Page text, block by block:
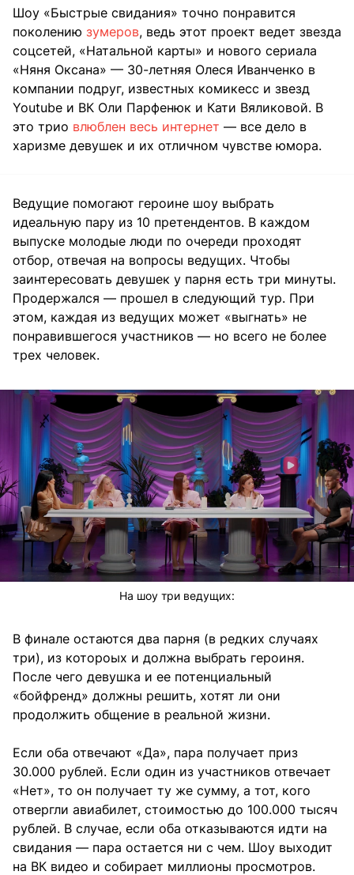
Шоу «Быстрые свидания» точно понравится
поколению зумеров, ведь этот проект ведет звезда
соцсетей, «Натальной карты» и нового сериала
«Няня Оксана» — 30-летняя Олеся Иванченко в
компании подруг, известных комикесс и звезд
Youtube и ВК Оли Парфенюк и Кати Вяликовой. В
это трио влюблен весь интернет — все дело в
харизме девушек и их отличном чувстве юмора.
Ведущие помогают героине шоу выбрать
идеальную пару из 10 претендентов. В каждом
выпуске молодые люди по очереди проходят
отбор, отвечая на вопросы ведущих. Чтобы
заинтересовать девушек у парня есть три минуты.
Продержался — прошел в следующий тур. При
этом, каждая из ведущих может «выгнать» не
понравившегося участников — но всего не более
трех человек.
На шоу три ведущих:
В финале остаются два парня (в редких случаях
три), из котороых и должна выбрать героиня.
После чего девушка и ее потенциальный
«бойфренд» должны решить, хотят ли они
продолжить общение в реальной жизни.
Если оба отвечают «Да», пара получает приз
30.000 рублей. Если один из участников отвечает
«Нет», то он получает ту же сумму, а тот, кого
отвергли авиабилет, стоимостью до 100.000 тысяч
рублей. В случае, если оба отказываются идти на
свидания — пара остается ни с чем. Шоу выходит
на ВК видео и собирает миллионы просмотров.